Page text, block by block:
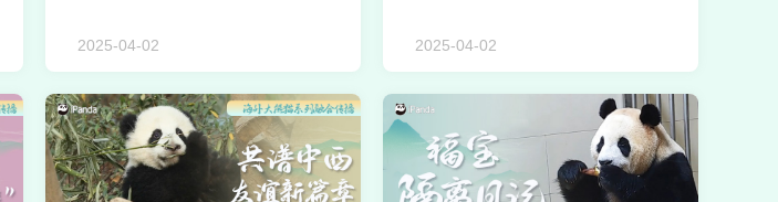
2025-04-02 2025-04-02